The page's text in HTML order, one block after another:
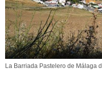
La Barriada Pastelero de Málaga